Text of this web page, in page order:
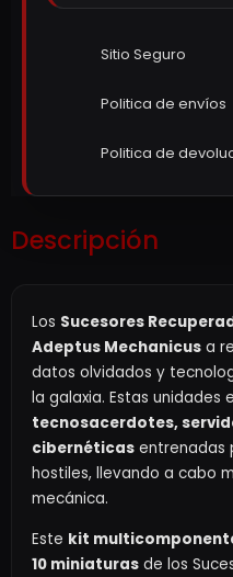
Sitio Seguro
Politica de envíos
Politica de
Descripción
Los Sucesores
Adeptus Mechanicus a
datos olvidados y
la galaxia. Estas
tecnosacerdotes,
cibernéticas entrenadas
hostiles, llevando a cabo
mecánica.
Este kit
10 miniaturas de los